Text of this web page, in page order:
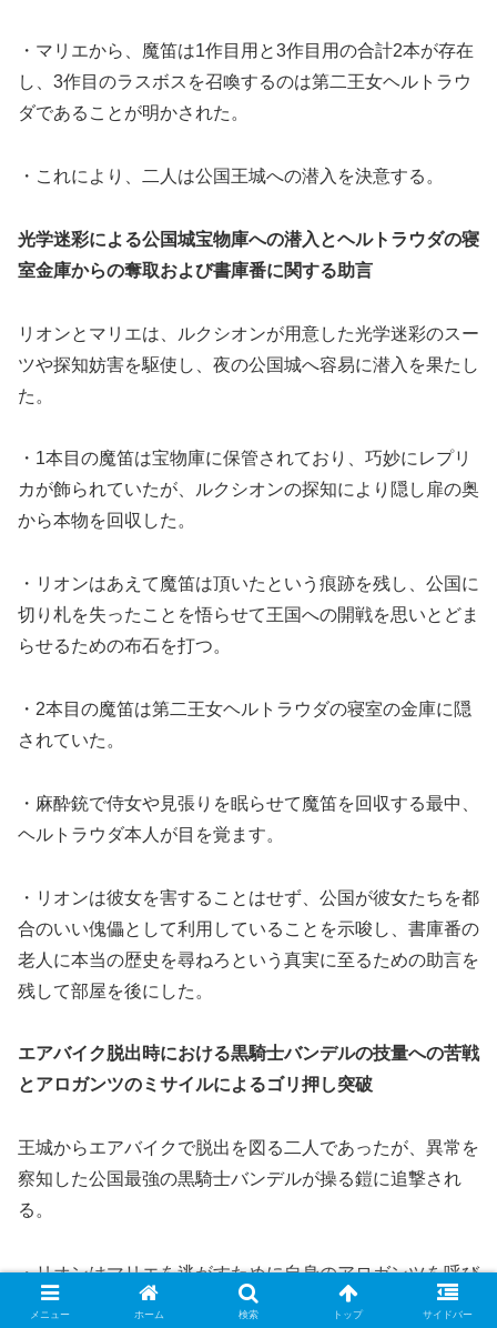
・マリエから、魔笛は1作目用と3作目用の合計2本が存在
し、3作目のラスボスを召喚するのは第二王女ヘルトラウ
ダであることが明かされた。
・これにより、二人は公国王城への潜入を決意する。
光学迷彩による公国城宝物庫への潜入とヘルトラウダの寝
室金庫からの奪取および書庫番に関する助言
リオンとマリエは、ルクシオンが用意した光学迷彩のスー
ツや探知妨害を駆使し、夜の公国城へ容易に潜入を果たし
た。
・1本目の魔笛は宝物庫に保管されており、巧妙にレプリ
カが飾られていたが、ルクシオンの探知により隠し扉の奥
から本物を回収した。
・リオンはあえて魔笛は頂いたという痕跡を残し、公国に
切り札を失ったことを悟らせて王国への開戦を思いとどま
らせるための布石を打つ。
・2本目の魔笛は第二王女ヘルトラウダの寝室の金庫に隠
されていた。
・麻酔銃で侍女や見張りを眠らせて魔笛を回収する最中、
ヘルトラウダ本人が目を覚ます。
・リオンは彼女を害することはせず、公国が彼女たちを都
合のいい傀儡として利用していることを示唆し、書庫番の
老人に本当の歴史を尋ねろという真実に至るための助言を
残して部屋を後にした。
エアバイク脱出時における黒騎士バンデルの技量への苦戦
とアロガンツのミサイルによるゴリ押し突破
王城からエアバイクで脱出を図る二人であったが、異常を
察知した公国最強の黒騎士バンデルが操る鎧に追撃され
る。
・リオンはマリエを逃がすために自身のアロガンツを呼び
出して迎撃に出た。
メニュー ホーム 検索 トップ サイドバー